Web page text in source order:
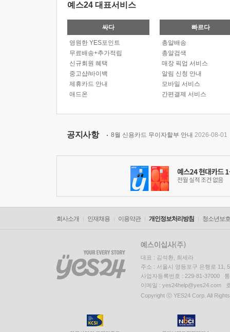
예스24 대표서비스
싸다
영원한 YES포인트
무료배송+추가적립
신규회원 혜택
중고샵/바이백
제휴카드 안내
애드온
빠르다
총알배송
총알검색
매장 픽업 서비스
알림 신청 안내
모바일 서비스
간편결제 서비스
공지사항 8월 신용카드 무이자할부 안내 2026-08-01
회사소개 인재채용 이용약관 개인정보처리방침 청소년보
대표 : 김석환, 최세라
주소 : 서울시 영등포구 은행로 11,
사업자등록번호 : 229-81-37000
이메일 : yes24help@yes24.com
Copyright ⓒ YES24 Corp. All